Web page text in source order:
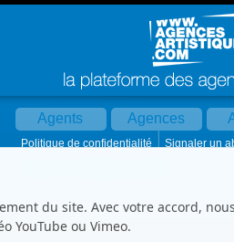
Agents Agences
Politique de confidentialité Signaler un
du site. Avec votre accord,
YouTube ou Vimeo.